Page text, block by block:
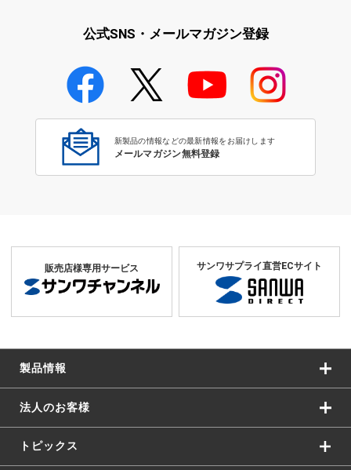
学校教育のICT環境整備特集
公式SNS・メールマガジン登録
新製品の情報などの最新情報をお届けします
メールマガジン無料登録
販売店様専用サービス サンワサプライ直営ECサイト
製品情報
法人のお客様
トピックス